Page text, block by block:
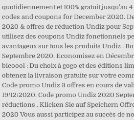
quotidiennement et 100% gratuit jusqu'au
codes and coupons for December 2020.
2020 & offres de réduction Undiz pour
utilisez des coupons Undiz fonctionnels
avantageux sur tous les produits Undiz .
Septembre 2020. Economisez en
bicoool : Du choix à gogo et des éditions
obtenez la livraison gratuite sur votre
Code promo Undiz 3 offres en cours de
19/12/2020. Code promo Undiz 2020
réductions . Klicken Sie auf Speichern
2020 Vous aussi participez au succès de